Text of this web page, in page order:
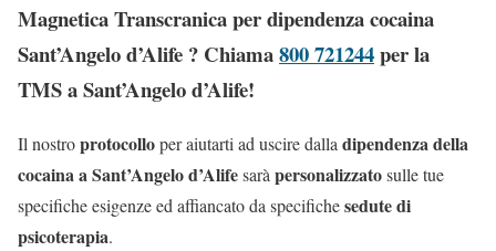
Magnetica Transcranica per dipendenza cocaina
Sant’Angelo d’Alife ? Chiama800 721244per la
TMS a Sant’Angelo d’Alife!
Il nostroprotocolloper aiutarti ad uscire dalla dipendenza della
cocaina a Sant’Angelo d’Alifesarà personalizzatosulle tue
specifiche esigenze ed affiancato da specifichesedute di
psicoterapia.